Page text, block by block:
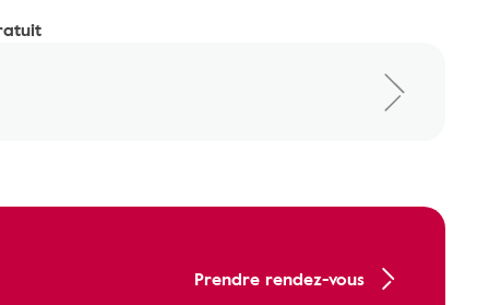
Prendre rendez-vous